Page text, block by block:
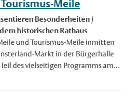
Meile
Besonderheiten /
historischen Rathaus
und Tourismus-Meile inmitten
Markt in der Bürgerhalle
des vielseitigen Programms am
28. bis zum 30. August.
der Münster-Meile Die Münster-